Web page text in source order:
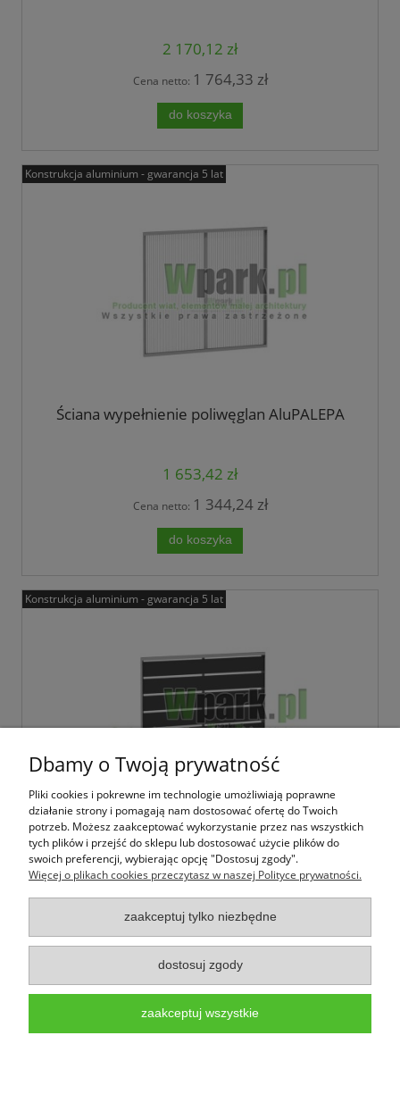
2 170,12 zł
Cena netto: 1 764,33 zł
do koszyka
Ściana wypełnienie poliwęglan AluPALEPA
1 653,42 zł
Cena netto: 1 344,24 zł
do koszyka
Konstrukcja aluminium - gwarancja 5 lat
Ściana wypełnienie kasetony AluPALEPA
3 051,54 zł
2 480,93 zł
do koszyka
Konstrukcja aluminium - gwarancja 5 lat
Konstrukcja aluminium - gwarancja 5 lat
Dbamy o Twoją prywatność
Pliki cookies i pokrewne im technologie umożliwiają poprawne
działanie strony i pomagają nam dostosować ofertę do Twoich
potrzeb. Możesz zaakceptować wykorzystanie przez nas wszystkich
tych plików i przejść do sklepu lub dostosować użycie plików do
swoich preferencji, wybierając opcję "Dostosuj zgody".
Więcej o plikach cookies przeczytasz w naszej Polityce prywatności.
zaakceptuj tylko niezbędne
dostosuj zgody
zaakceptuj wszystkie